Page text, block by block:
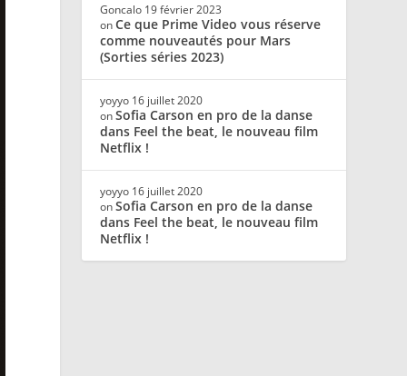
Goncalo 19 février 2023
onCe que Prime Video vous réserve
comme nouveautés pour Mars
(Sorties séries 2023)
yoyyo 16 juillet 2020
onSofia Carson en pro de la danse
dans Feel the beat, le nouveau film
Netflix !
yoyyo 16 juillet 2020
onSofia Carson en pro de la danse
dans Feel the beat, le nouveau film
Netflix !